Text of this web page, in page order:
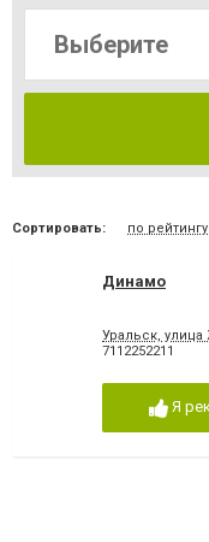
Сортировать: по рейтингу
Динамо
Уральск, улица
7112252211
Я